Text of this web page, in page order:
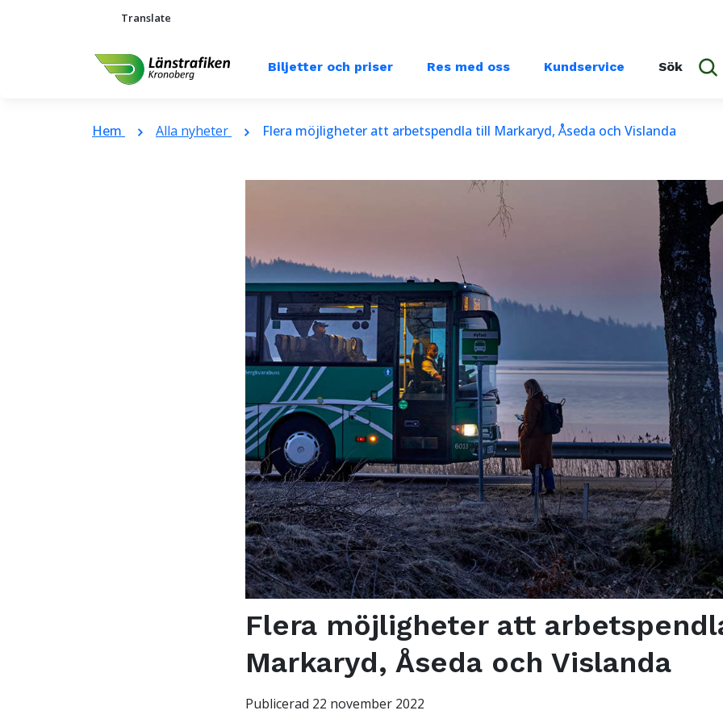
Translate
Biljetter och priser Res med oss Kundservice Sök
Hem chevron_right Alla nyheter chevron_right Flera möjligheter att arbetspendla till Markaryd, Åseda och Vislanda
Flera möjligheter att
Markaryd, Åseda och Vislanda
Publicerad 22 november 2022